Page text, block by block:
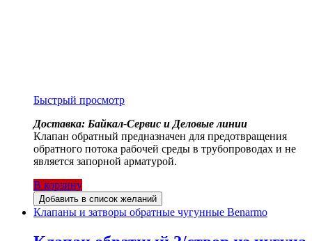
Быстрый просмотр
Доставка: Байкал-Сервис и Деловые линии
Клапан обратный предназначен для предотвращения
обратного потока рабочей среды в трубопроводах и не
является запорной арматурой.
В корзину
Добавить в список желаний
Клапаны и затворы обратные чугунные Benarmo